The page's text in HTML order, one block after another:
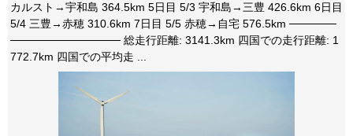
カルスト→宇和島 364.5km 5日目 5/3 宇和島→三豊 426.6km 6日目
5/4 三豊→赤穂 310.6km 7日目 5/5 赤穂→自宅 576.5km ──────
────────────── 総走行距離: 3141.3km 四国での走行距離: 1
772.7km 四国での平均走 ...